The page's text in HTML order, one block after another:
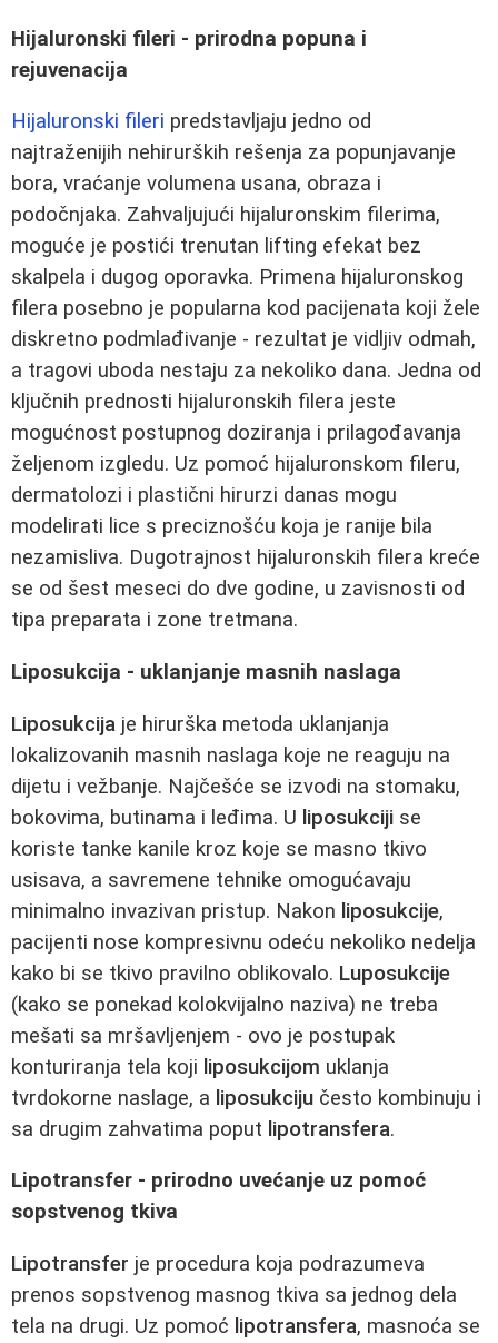
Hijaluronski fileri - prirodna popuna i
rejuvenacija
Hijaluronski fileri predstavljaju jedno od
najtraženijih nehirurških rešenja za popunjavanje
bora, vraćanje volumena usana, obraza i
podočnjaka. Zahvaljujući hijaluronskim filerima,
moguće je postići trenutan lifting efekat bez
skalpela i dugog oporavka. Primena hijaluronskog
filera posebno je popularna kod pacijenata koji žele
diskretno podmlađivanje - rezultat je vidljiv odmah,
a tragovi uboda nestaju za nekoliko dana. Jedna od
ključnih prednosti hijaluronskih filera jeste
mogućnost postupnog doziranja i prilagođavanja
željenom izgledu. Uz pomoć hijaluronskom fileru,
dermatolozi i plastični hirurzi danas mogu
modelirati lice s preciznošću koja je ranije bila
nezamisliva. Dugotrajnost hijaluronskih filera kreće
se od šest meseci do dve godine, u zavisnosti od
tipa preparata i zone tretmana.
Liposukcija - uklanjanje masnih naslaga
Liposukcija je hirurška metoda uklanjanja
lokalizovanih masnih naslaga koje ne reaguju na
dijetu i vežbanje. Najčešće se izvodi na stomaku,
bokovima, butinama i leđima. U liposukciji se
koriste tanke kanile kroz koje se masno tkivo
usisava, a savremene tehnike omogućavaju
minimalno invazivan pristup. Nakon liposukcije,
pacijenti nose kompresivnu odeću nekoliko nedelja
kako bi se tkivo pravilno oblikovalo. Luposukcije
(kako se ponekad kolokvijalno naziva) ne treba
mešati sa mršavljenjem - ovo je postupak
konturiranja tela koji liposukcijom uklanja
tvrdokorne naslage, a liposukciju često kombinuju i
sa drugim zahvatima poput lipotransfera.
Lipotransfer - prirodno uvećanje uz pomoć
sopstvenog tkiva
Lipotransfer je procedura koja podrazumeva
prenos sopstvenog masnog tkiva sa jednog dela
tela na drugi. Uz pomoć lipotransfera, masnoća se